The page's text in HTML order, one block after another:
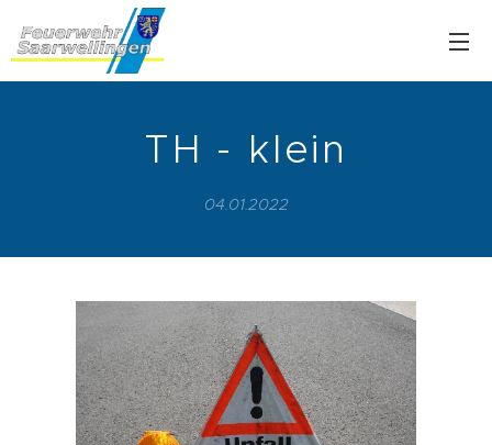
TH - klein
04.01.2022